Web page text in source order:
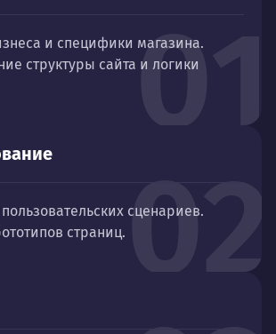
01
и специфики магазина.
структуры сайта и логики
02
сценариев.
страниц.